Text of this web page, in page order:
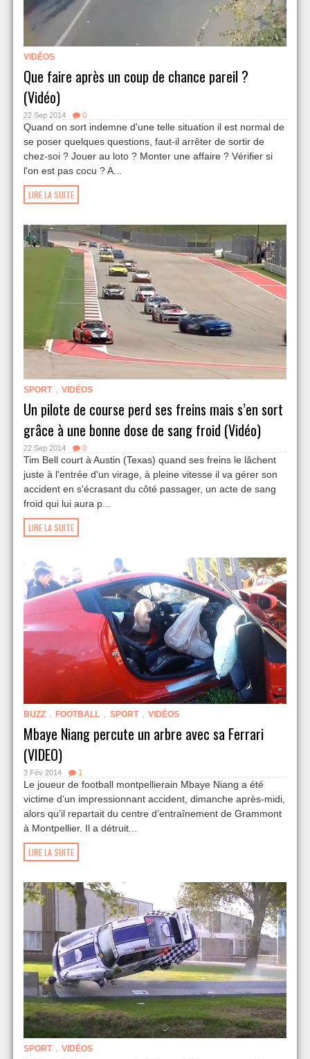
VIDÉOS
Que faire après un coup de chance pareil ?
(Vidéo)
22 Sep 2014 0
Quand on sort indemne d'une telle situation il est normal de
se poser quelques questions, faut-il arrêter de sortir de
chez-soi ? Jouer au loto ? Monter une affaire ? Vérifier si
l'on est pas cocu ? A...
LIRE LA SUITE
SPORT , VIDÉOS
Un pilote de course perd ses freins mais s’en sort
grâce à une bonne dose de sang froid (Vidéo)
22 Sep 2014 0
Tim Bell court à Austin (Texas) quand ses freins le lâchent
juste à l'entrée d'un virage, à pleine vitesse il va gérer son
accident en s'écrasant du côté passager, un acte de sang
froid qui lui aura p...
LIRE LA SUITE
BUZZ , FOOTBALL , SPORT , VIDÉOS
Mbaye Niang percute un arbre avec sa Ferrari
(VIDEO)
3 Fév 2014 1
Le joueur de football montpellierain Mbaye Niang a été
victime d’un impressionnant accident, dimanche après-midi,
alors qu’il repartait du centre d’entraînement de Grammont
à Montpellier. Il a détruit...
LIRE LA SUITE
SPORT , VIDÉOS